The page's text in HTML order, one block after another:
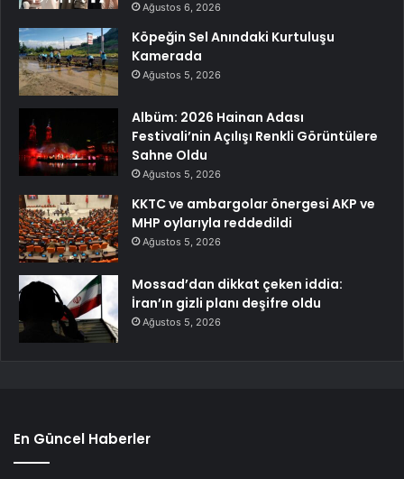
Ağustos 6, 2026
Köpeğin Sel Anındaki Kurtuluşu
Kamerada
Ağustos 5, 2026
Albüm: 2026 Hainan Adası
Festivali’nin Açılışı Renkli Görüntülere
Sahne Oldu
Ağustos 5, 2026
KKTC ve ambargolar önergesi AKP ve
MHP oylarıyla reddedildi
Ağustos 5, 2026
Mossad’dan dikkat çeken iddia:
İran’ın gizli planı deşifre oldu
Ağustos 5, 2026
En Güncel Haberler